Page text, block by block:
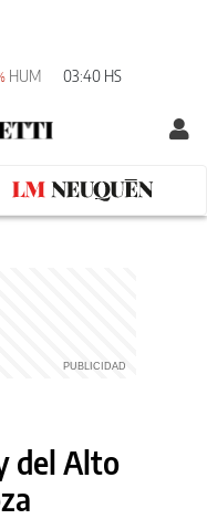
HUM 03:40 HS
del Alto